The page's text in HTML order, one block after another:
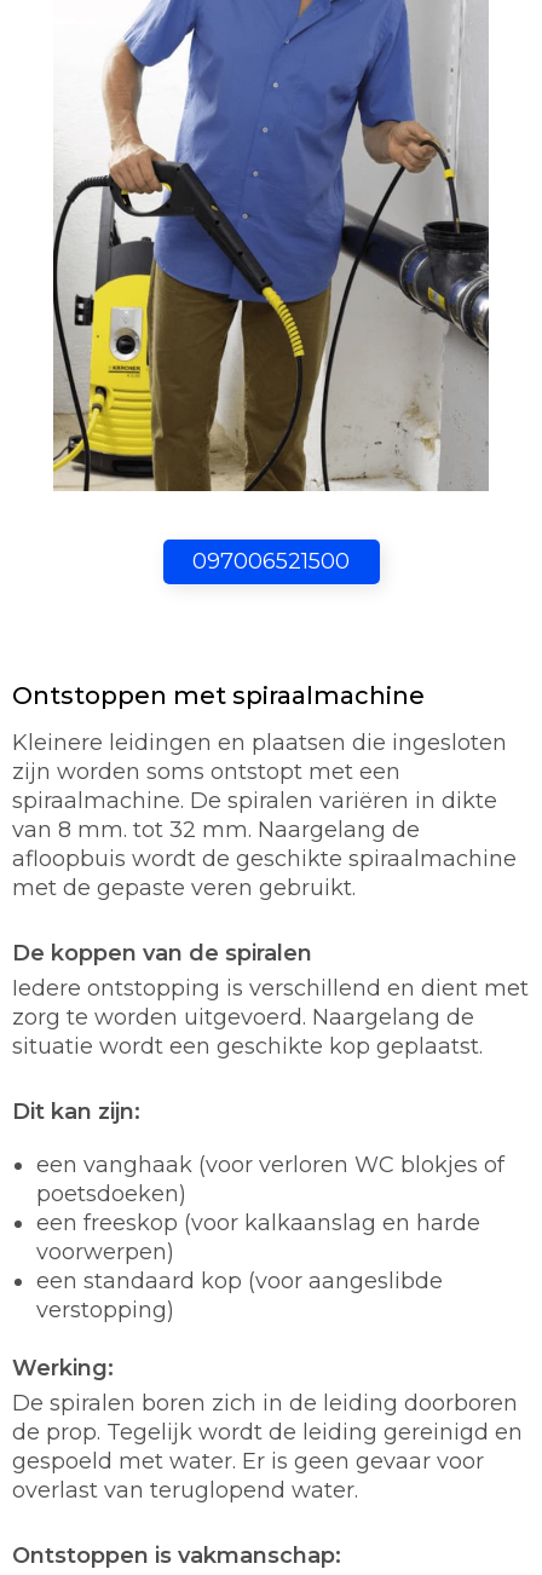
097006521500
Ontstoppen met spiraalmachine
Kleinere leidingen en plaatsen die ingesloten
zijn worden soms ontstopt met een
spiraalmachine. De spiralen variëren in dikte
van 8 mm. tot 32 mm. Naargelang de
afloopbuis wordt de geschikte spiraalmachine
met de gepaste veren gebruikt.
De koppen van de spiralen
Iedere ontstopping is verschillend en dient met
zorg te worden uitgevoerd. Naargelang de
situatie wordt een geschikte kop geplaatst.
Dit kan zijn:
een vanghaak (voor verloren WC blokjes of
poetsdoeken)
een freeskop (voor kalkaanslag en harde
voorwerpen)
een standaard kop (voor aangeslibde
verstopping)
Werking:
De spiralen boren zich in de leiding doorboren
de prop. Tegelijk wordt de leiding gereinigd en
gespoeld met water. Er is geen gevaar voor
overlast van teruglopend water.
Ontstoppen is vakmanschap: